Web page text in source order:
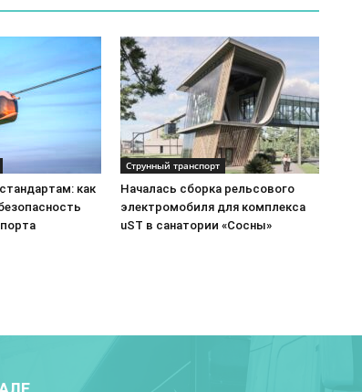
как
Струнный транспорт
Началась сборка рельсового
электромобиля для комплекса
uST в санатории «Сосны»